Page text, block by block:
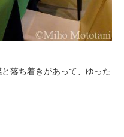
落ち着きがあって、ゆった